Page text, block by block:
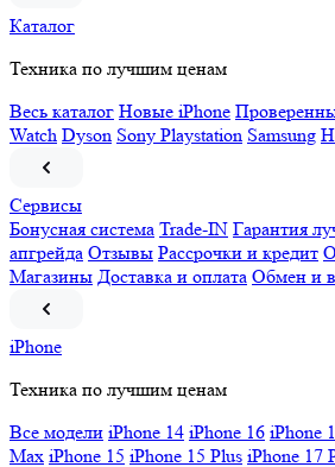
Каталог
Техника по лучшим ценам
Весь каталог Новые iPhone
Watch Dyson Sony Playstation Samsung
Сервисы
Бонусная система Trade-IN Гарантия
апгрейда Отзывы Рассрочки и кредит
Магазины Доставка и оплата Обмен и
iPhone
Техника по лучшим ценам
Все модели iPhone 14 iPhone 16 iPhone
Max iPhone 15 iPhone 15 Plus iPhone 17